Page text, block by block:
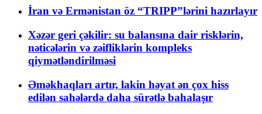
İran və Ermənistan öz “TRIPP”lərini hazırlayır
Xəzər geri çəkilir: su balansına dair risklərin,
nəticələrin və zəifliklərin kompleks
qiymətləndirilməsi
Əməkhaqları artır, lakin həyat ən çox hiss
edilən sahələrdə daha sürətlə bahalaşır